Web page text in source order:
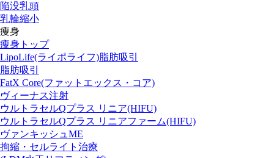
陥没乳頭
乳輪縮小
痩身
痩身トップ
LipoLife(ライポライフ)脂肪吸引
脂肪吸引
FatX Core(ファットエックス・コア)
ヴィーナス注射
ウルトラセルQプラス リニア(HIFU)
ウルトラセルQプラス リニアファーム(HIFU)
ヴァンキッシュME
拘縮・セルライト治療